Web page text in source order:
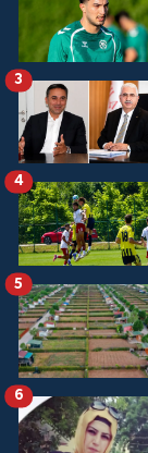
3
4
5
6